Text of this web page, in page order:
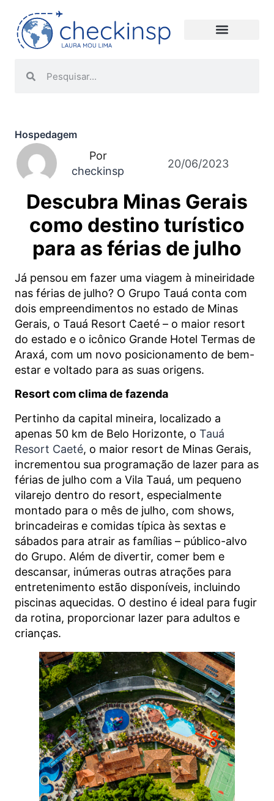
Hospedagem
Por
checkinsp
20/06/2023
Descubra Minas Gerais
como destino turístico
para as férias de julho
Já pensou em fazer uma viagem à mineiridade
nas férias de julho? O Grupo Tauá conta com
dois empreendimentos no estado de Minas
Gerais, o Tauá Resort Caeté – o maior resort
do estado e o icônico Grande Hotel Termas de
Araxá, com um novo posicionamento de bem-
estar e voltado para as suas origens.
Resort com clima de fazenda
Pertinho da capital mineira, localizado a
apenas 50 km de Belo Horizonte, o Tauá
Resort Caeté, o maior resort de Minas Gerais,
incrementou sua programação de lazer para as
férias de julho com a Vila Tauá, um pequeno
vilarejo dentro do resort, especialmente
montado para o mês de julho, com shows,
brincadeiras e comidas típica às sextas e
sábados para atrair as famílias – público-alvo
do Grupo. Além de divertir, comer bem e
descansar, inúmeras outras atrações para
entretenimento estão disponíveis, incluindo
piscinas aquecidas. O destino é ideal para fugir
da rotina, proporcionar lazer para adultos e
crianças.